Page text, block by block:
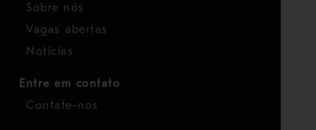
Sobre nós
Vagas abertas
Notícias
Entre em contato
Contate-nos